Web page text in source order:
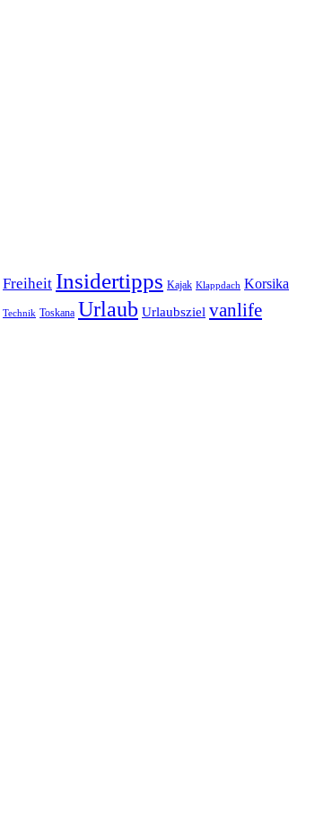
Freiheit Insidertipps Kajak Klappdach Korsika
Technik Toskana Urlaub Urlaubsziel vanlife